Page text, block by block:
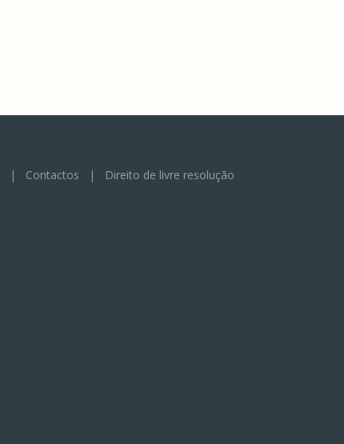
| Contactos | Direito de livre resolução